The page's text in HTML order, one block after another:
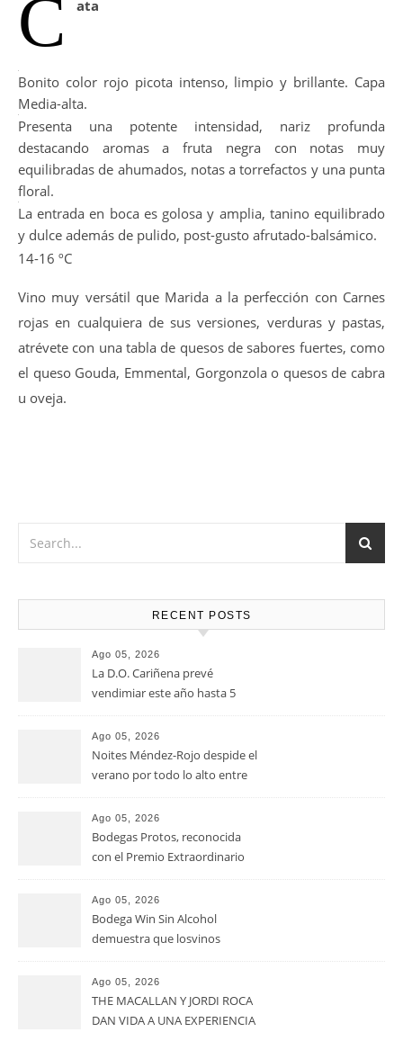
C ata
Bonito color rojo picota intenso, limpio y brillante. Capa
Media-alta.
Presenta una potente intensidad, nariz profunda
destacando aromas a fruta negra con notas muy
equilibradas de ahumados, notas a torrefactos y una punta
floral.
La entrada en boca es golosa y amplia, tanino equilibrado
y dulce además de pulido, post-gusto afrutado-balsámico.
14-16 ºC
Vino muy versátil que Marida a la perfección con Carnes
rojas en cualquiera de sus versiones, verduras y pastas,
atrévete con una tabla de quesos de sabores fuertes, como
el queso Gouda, Emmental, Gorgonzola o quesos de cabra
u oveja.
RECENT POSTS
Ago 05, 2026
La D.O. Cariñena prevé
vendimiar este año hasta 5
que en 2025
Ago 05, 2026
Noites Méndez-Rojo despide el
verano por todo lo alto entre
Ago 05, 2026
Bodegas Protos, reconocida
con el Premio Extraordinario
casi un siglo de excelencia
vitivinícola
Ago 05, 2026
Bodega Win Sin Alcohol
demuestra que losvinos
calidadcomienzan a diseñarse
en el viñedo
Ago 05, 2026
THE MACALLAN Y JORDI ROCA
DAN VIDA A UNA EXPERIENCIA